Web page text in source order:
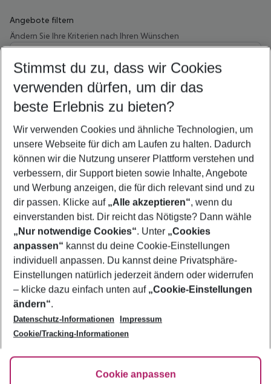
Angebote filtern
Ändern Sie Ihre Kriterien nach Ihren Wünschen
Wähle deinen Abflughafen
Beliebiger Abflughafen
Wähle deinen Reisezeitraum
5-8 Nächte
2 Erwachsene Keine Kinder
Mehr Filter anzeigen
Footer
Footer navigation
Über uns
AGB
Bestpreisgarantie
Cookie-Einstellungen ändern
Cookie-Richtlinie
Agenturbetreuung
Barrierefreies Reisen
FAQ
HanseMerkur Reiseversicherung
Folge uns
Stimmst du zu, dass wir Cookies
verwenden dürfen, um dir das
beste Erlebnis zu bieten?
Wir verwenden Cookies und ähnliche Technologien, um
unsere Webseite für dich am Laufen zu halten. Dadurch
können wir die Nutzung unserer Plattform verstehen und
verbessern, dir Support bieten sowie Inhalte, Angebote
und Werbung anzeigen, die für dich relevant sind und zu
dir passen. Klicke auf „Alle akzeptieren“, wenn du
einverstanden bist. Dir reicht das Nötigste? Dann wähle
„Nur notwendige Cookies“. Unter „Cookies
anpassen“ kannst du deine Cookie-Einstellungen
individuell anpassen. Du kannst deine Privatsphäre-
Einstellungen natürlich jederzeit ändern oder widerrufen
– klicke dazu einfach unten auf „Cookie-Einstellungen
ändern“.
Datenschutz-Informationen
Impressum
Cookie/Tracking-Informationen
Cookie anpassen